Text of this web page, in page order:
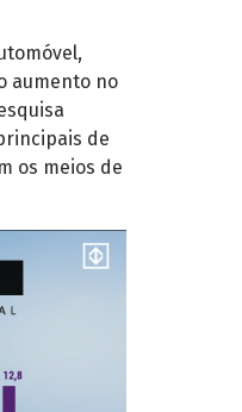
aumento no
de
os meios de